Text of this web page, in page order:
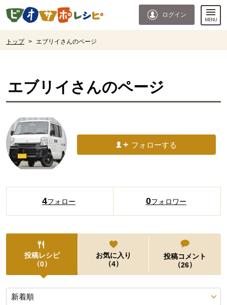
ページの先頭です。
ログイン
トップ > エブリイさんのページ
エブリイ さんのページ
フォローする
4フォロー 0フォロワー
投稿レシピ
（0）
お気に入り
（4）
投稿コメント
（26）
投稿レシピ